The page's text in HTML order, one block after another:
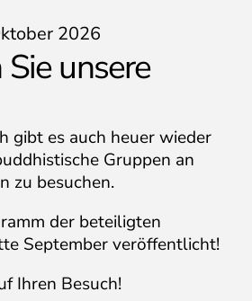
2026
unsere
gibt es auch heuer wieder
Gruppen an
zu besuchen.
der beteiligten
September veröffentlicht!
Ihren Besuch!